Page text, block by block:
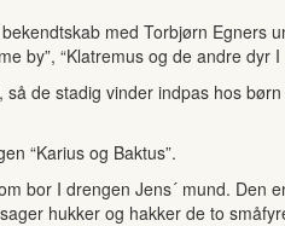
med Torbjørn Egners
by”, “Klatremus og de andre dyr
de stadig vinder indpas hos
“Karius og Baktus”.
bor I drengen Jens´ mund.
hukker og hakker de to